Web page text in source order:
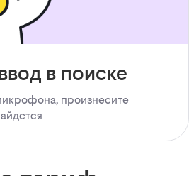
в поиске
произнесите